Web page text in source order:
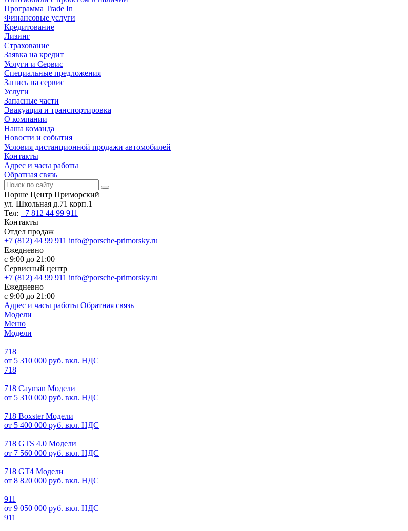
Программа Trade In
Финансовые услуги
Кредитование
Лизинг
Страхование
Заявка на кредит
Услуги и Сервис
Специальные предложения
Запись на сервис
Услуги
Запасные части
Эвакуация и транспортировка
О компании
Наша команда
Новости и события
Условия дистанционной продажи автомобилей
Контакты
Адрес и часы работы
Обратная связь
Порше Центр Приморский
ул. Школьная д.71 корп.1
Тел: +7 812 44 99 911
Контакты
Отдел продаж
+7 (812) 44 99 911 info@porsche-primorsky.ru
Ежедневно
с 9:00 до 21:00
Сервисный центр
+7 (812) 44 99 911 info@porsche-primorsky.ru
Ежедневно
с 9:00 до 21:00
Адрес и часы работы Обратная связь
Модели
Меню
Модели
718
от 5 310 000 руб. вкл. НДС
718
718 Cayman Модели
от 5 310 000 руб. вкл. НДС
718 Boxster Модели
от 5 400 000 руб. вкл. НДС
718 GTS 4.0 Модели
от 7 560 000 руб. вкл. НДС
718 GT4 Модели
от 8 820 000 руб. вкл. НДС
911
от 9 050 000 руб. вкл. НДС
911